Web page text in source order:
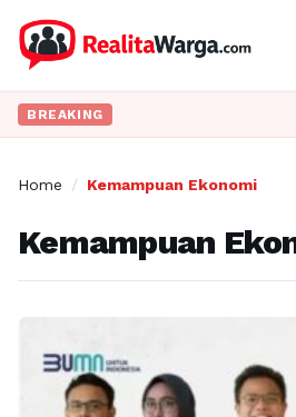
BREAKING
Home / Kemampuan Ekonomi
Kemampuan